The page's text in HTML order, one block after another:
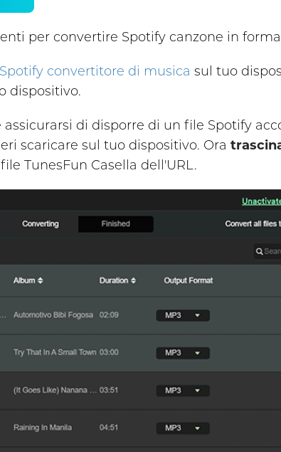
per convertire Spotify canzone in
convertitore di musica sul tuo
dispositivo.
assicurarsi di disporre di un file Spotify
scaricare sul tuo dispositivo. Ora
TunesFun Casella dell'URL.